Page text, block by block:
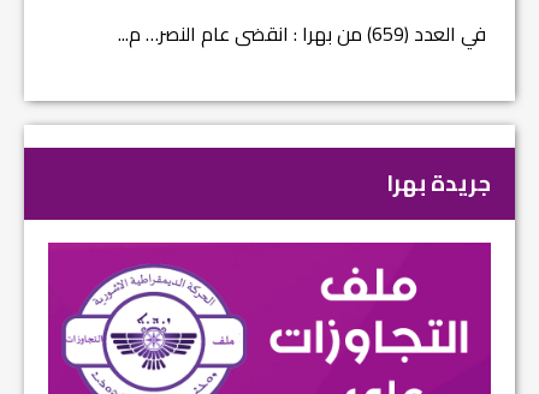
في العدد (659) من بهرا : انقضى عام النصر… م...
جريدة بهرا